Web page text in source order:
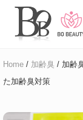
Menu
Skip
main
content
Skip
primary
sidebar
臭
に
悩
ア
Home / 加齢臭 / 加齢
た加齢臭対策